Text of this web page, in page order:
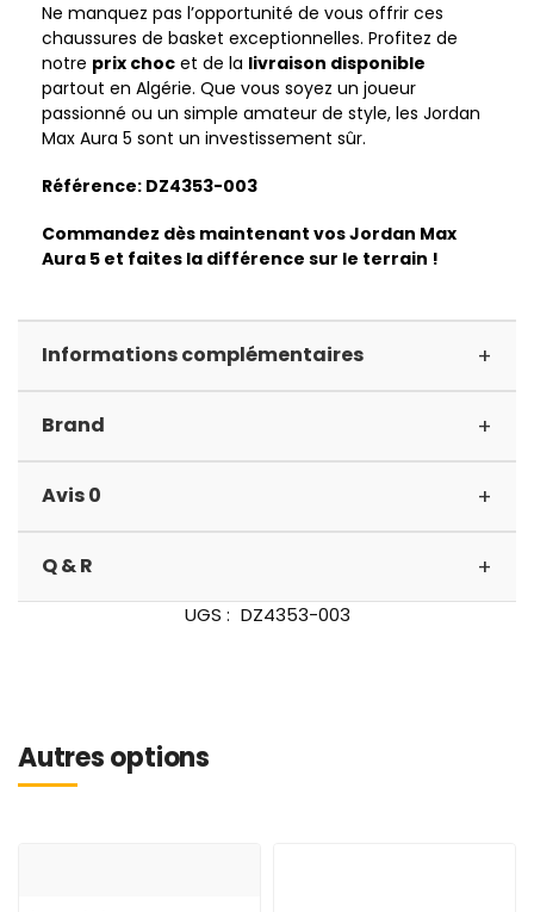
Ne manquez pas l’opportunité de vous offrir ces
chaussures de basket exceptionnelles. Profitez de
notre prix choc et de la livraison disponible
partout en Algérie. Que vous soyez un joueur
passionné ou un simple amateur de style, les Jordan
Max Aura 5 sont un investissement sûr.
Référence: DZ4353-003
Commandez dès maintenant vos Jordan Max
Aura 5 et faites la différence sur le terrain !
Informations complémentaires +
Brand +
Avis 0 +
Q & R +
UGS : DZ4353-003
Autres options